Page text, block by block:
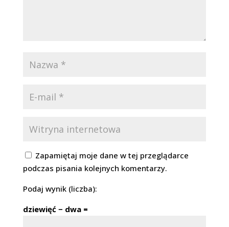
Zapamiętaj moje dane w tej przeglądarce
podczas pisania kolejnych komentarzy.
Podaj wynik (liczba):
dziewięć − dwa =